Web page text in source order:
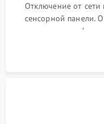
Отключение от
сенсорной панели.
проверка
клиента о